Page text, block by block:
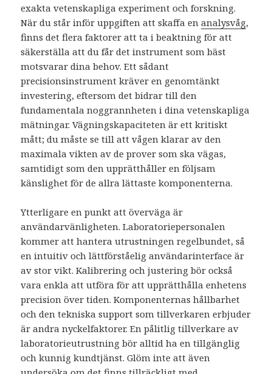
exakta vetenskapliga experiment och forskning.
När du står inför uppgiften att skaffa enanalysvåg,
finns det flera faktorer att ta i beaktning för att
säkerställa att du får det instrument som bäst
motsvarar dina behov. Ett sådant
precisionsinstrument kräver en genomtänkt
investering, eftersom det bidrar till den
fundamentala noggrannheten i dina vetenskapliga
mätningar. Vägningskapaciteten är ett kritiskt
mått; du måste se till att vågen klarar av den
maximala vikten av de prover som ska vägas,
samtidigt som den upprätthåller en följsam
känslighet för de allra lättaste komponenterna.
Ytterligare en punkt att överväga är
användarvänligheten. Laboratoriepersonalen
kommer att hantera utrustningen regelbundet, så
en intuitiv och lättförståelig användarinterface är
av stor vikt. Kalibrering och justering bör också
vara enkla att utföra för att upprätthålla enhetens
precision över tiden. Komponenternas hållbarhet
och den tekniska support som tillverkaren erbjuder
är andra nyckelfaktorer. En pålitlig tillverkare av
laboratorieutrustning bör alltid ha en tillgänglig
och kunnig kundtjänst. Glöm inte att även